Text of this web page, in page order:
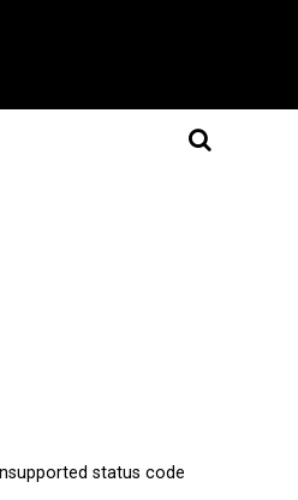
status code